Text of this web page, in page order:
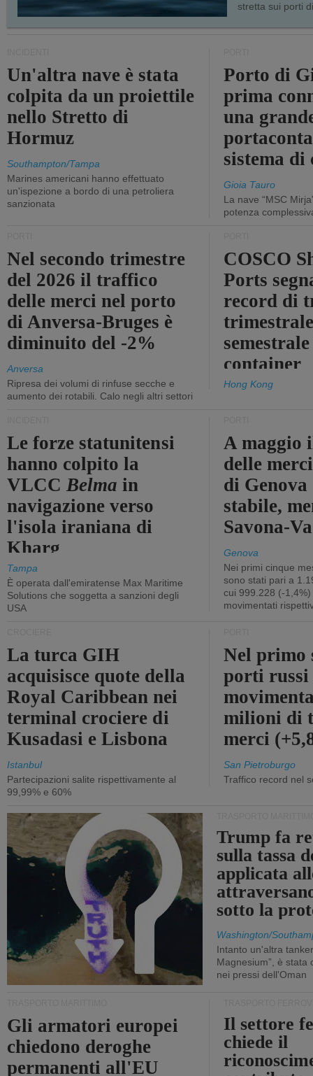
stretta sui porti
Un'altra nave è stata
colpita da un proiettile
nello Stretto di
Hormuz
Southampton/Tampa
Marines americani hanno effettuato
un'ispezione a bordo di una petroliera
sanzionata
Porto di
prima
una
sistema
Gioia Tauro
La nave “MSC
potenza
Nel secondo trimestre
del 2026 il traffico
delle merci nel porto
di Anversa-Bruges è
diminuito del -2%
Anversa
Ripresa dei volumi di rinfuse secche e
aumento dei rotabili. Calo negli altri settori
COSCO
Ports
record di
container
Hong Kong
Le forze statunitensi
hanno colpito la
VLCCBelma in
navigazione verso
l'isola iraniana di
Kharg
Tampa
È operata dall'emiratense Max Maritime
Solutions che soggetta a sanzioni degli
USA
A maggio
delle
di
stabile,
Savona-
Genova
Nei primi cinque
sono stati pari a
cui 999.228 (-
movimentati
La turca GIH
acquisisce quote della
Royal Caribbean nei
terminal crociere di
Kusadasi e Lisbona
Istanbul
Partecipazioni salite rispettivamente al
99,99% e 60%
Nel primo
porti russi
milioni di
merci
San Pietroburgo
Traffico record nel
Trump fa
sulla tassa
applicata
sotto la
Washington/
Intanto un'altra
Magnesium”, è stata
nei pressi dell'Oman
Gli armatori europei
chiedono deroghe
permanenti all'EU
Il settore
chiede il